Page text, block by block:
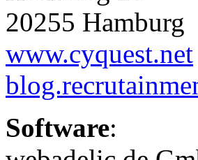
20255 Hamburg
www.cyquest.net
Software: